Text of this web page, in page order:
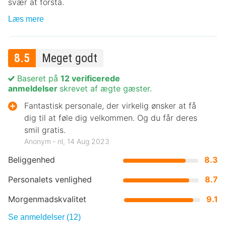
Læs mere
8.5 Meget godt
Beliggenhed
8.3
Personalets venlighed
8.7
Morgenmadskvalitet
9.1
Baseret på 12 verificerede
anmeldelser skrevet af ægte gæster.
Fantastisk personale, der virkelig ønsker at få
dig til at føle dig velkommen. Og du får deres
smil gratis.
Anonym ‐ nl, 14 Aug 2023
Se anmeldelser (12)